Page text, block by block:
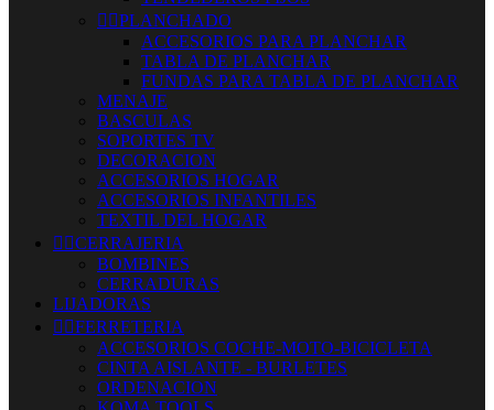
 PLANCHADO
ACCESORIOS PARA PLANCHAR
TABLA DE PLANCHAR
FUNDAS PARA TABLA DE PLANCHAR
MENAJE
BASCULAS
SOPORTES TV
DECORACION
ACCESORIOS HOGAR
ACCESORIOS INFANTILES
TEXTIL DEL HOGAR
 CERRAJERIA
BOMBINES
CERRADURAS
LIJADORAS
 FERRETERIA
ACCESORIOS COCHE-MOTO-BICICLETA
CINTA AISLANTE - BURLETES
ORDENACION